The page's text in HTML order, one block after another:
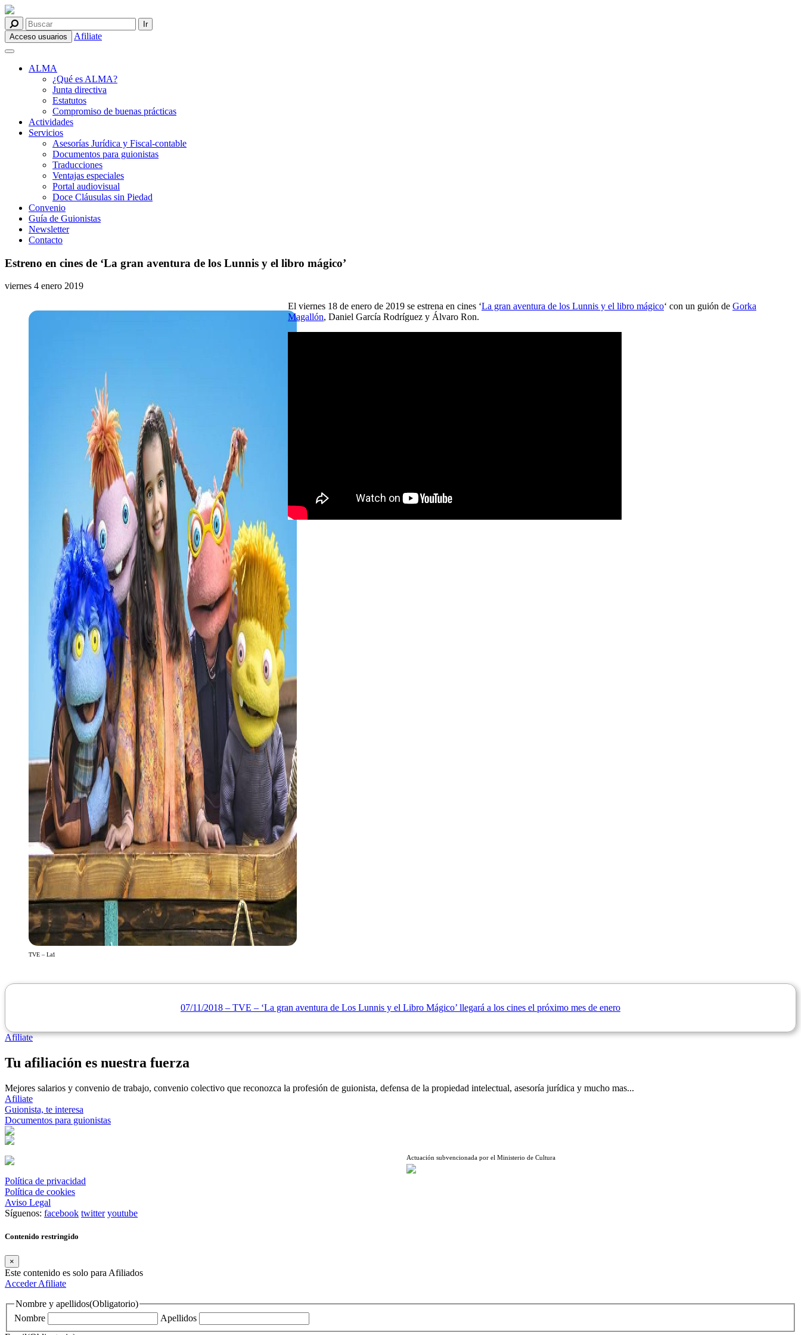
Acceso usuarios Afiliate
ALMA
¿Qué es ALMA?
Junta directiva
Estatutos
Compromiso de buenas prácticas
Actividades
Servicios
Asesorías Jurídica y Fiscal-contable
Documentos para guionistas
Traducciones
Ventajas especiales
Portal audiovisual
Doce Cláusulas sin Piedad
Convenio
Guía de Guionistas
Newsletter
Contacto
Estreno en cines de ‘La gran aventura de los Lunnis y el libro mágico’
viernes 4 enero 2019
TVE – La1
El viernes 18 de enero de 2019 se estrena en cines ‘La gran aventura de los Lunnis y el libro mágico‘ con un guión de Gorka
Magallón, Daniel García Rodríguez y Álvaro Ron.
07/11/2018 – TVE – ‘La gran aventura de Los Lunnis y el Libro Mágico’ llegará a los cines el próximo mes de enero
Afiliate
Tu afiliación es nuestra fuerza
Mejores salarios y convenio de trabajo, convenio colectivo que reconozca la profesión de guionista, defensa de la propiedad intelectual, asesoría jurídica y mucho mas...
Afiliate
Guionista, te interesa
Documentos para guionistas
Actuación subvencionada por el Ministerio de Cultura
Política de privacidad
Política de cookies
Aviso Legal
Síguenos: facebook twitter youtube
Contenido restringido
×
Este contenido es solo para Afiliados
AccederAfiliate
Nombre y apellidos(Obligatorio)
Nombre
Apellidos